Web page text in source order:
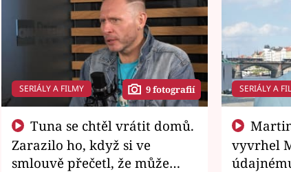
SERIÁLY A FILMY 9 fotografií
Zarazilo ho, když si ve
smlouvě přečetl, že může
SERIÁLY A
vyvrhel